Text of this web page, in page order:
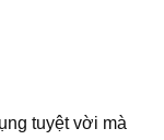
tuyệt vời mà